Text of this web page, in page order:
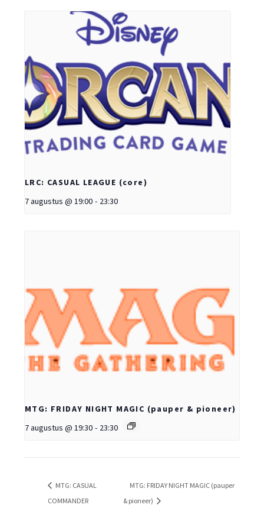
LRC: CASUAL LEAGUE (core)
7 augustus @ 19:00 - 23:30
MTG: FRIDAY NIGHT MAGIC (pauper & pioneer)
7 augustus @ 19:30 - 23:30
MTG: CASUAL
COMMANDER
MTG: FRIDAY NIGHT MAGIC (pauper
& pioneer)